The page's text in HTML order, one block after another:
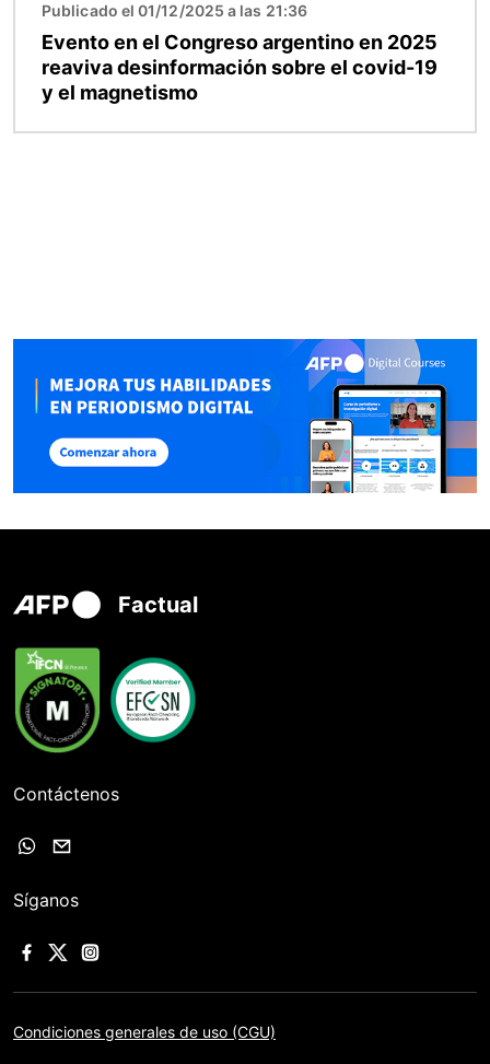
Publicado el 01/12/2025 a las 21:36
Evento en el Congreso argentino en 2025
reaviva desinformación sobre el covid-19
y el magnetismo
Factual
Contáctenos
Síganos
Condiciones generales de uso (CGU)